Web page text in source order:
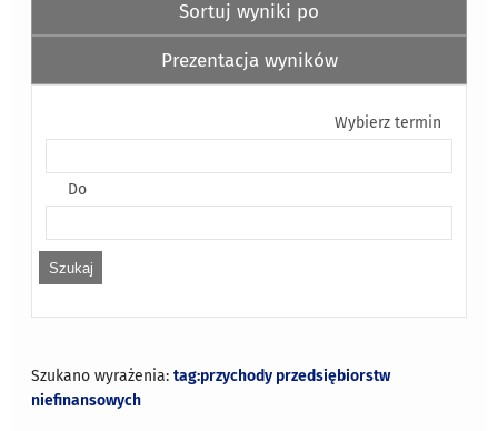
Sortuj wyniki po
Prezentacja wyników
Wybierz termin
Do
Szukano wyrażenia:tag:przychody przedsiębiorstw
niefinansowych